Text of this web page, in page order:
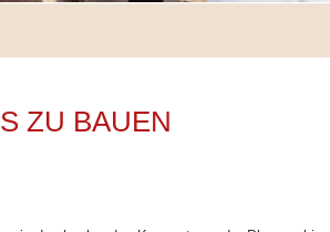
ZU BAUEN